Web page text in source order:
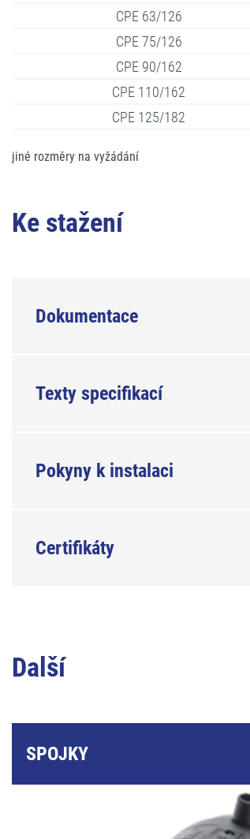
CPE 63/126
CPE 75/126
CPE 90/162
CPE 110/162
CPE 125/182
jiné rozměry na vyžádání
Ke stažení
Dokumentace
Texty specifikací
Pokyny k instalaci
Certifikáty
Další
SPOJKY